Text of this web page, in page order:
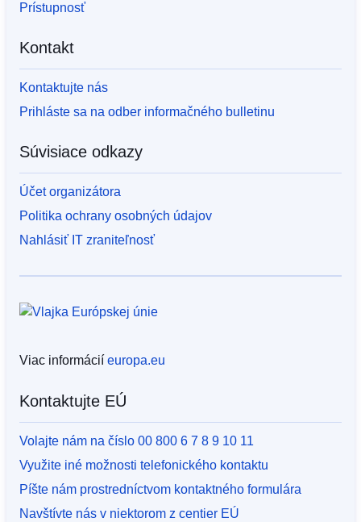
Prístupnosť
Kontakt
Kontaktujte nás
Prihláste sa na odber informačného bulletinu
Súvisiace odkazy
Účet organizátora
Politika ochrany osobných údajov
Nahlásiť IT zraniteľnosť
Viac informácií europa.eu
Kontaktujte EÚ
Volajte nám na číslo 00 800 6 7 8 9 10 11
Využite iné možnosti telefonického kontaktu
Píšte nám prostredníctvom kontaktného formulára
Navštívte nás v niektorom z centier EÚ